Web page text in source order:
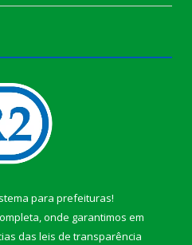
para prefeituras!
onde garantimos em
das leis de transparência